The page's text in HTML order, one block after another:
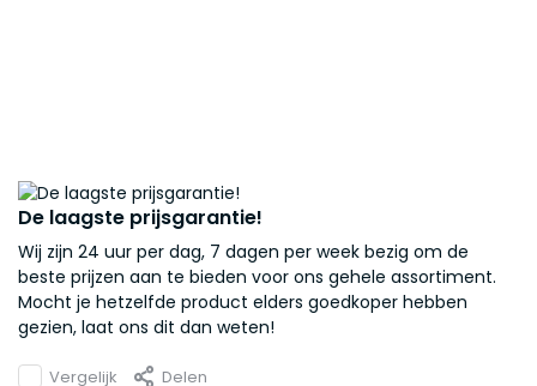
De laagste prijsgarantie!
Wij zijn 24 uur per dag, 7 dagen per week bezig om de
beste prijzen aan te bieden voor ons gehele assortiment.
Mocht je hetzelfde product elders goedkoper hebben
gezien, laat ons dit dan weten!
Vergelijk Delen